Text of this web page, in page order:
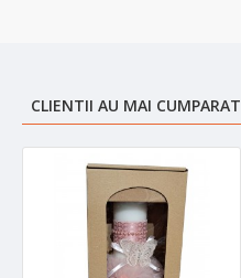
CLIENTII AU MAI CUMPARAT